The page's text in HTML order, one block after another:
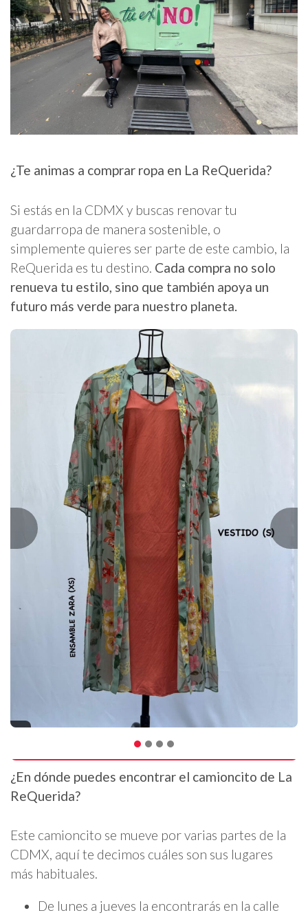
¿Te animas a comprar ropa en La ReQuerida?
Si estás en la CDMX y buscas renovar tu
guardarropa de manera sostenible, o
simplemente quieres ser parte de este cambio, la
ReQuerida es tu destino. Cada compra no solo
renueva tu estilo, sino que también apoya un
futuro más verde para nuestro planeta.
¿En dónde puedes encontrar el camioncito de La
ReQuerida?
Este camioncito se mueve por varias partes de la
CDMX, aquí te decimos cuáles son sus lugares
más habituales.
De lunes a jueves la encontrarás en la calle